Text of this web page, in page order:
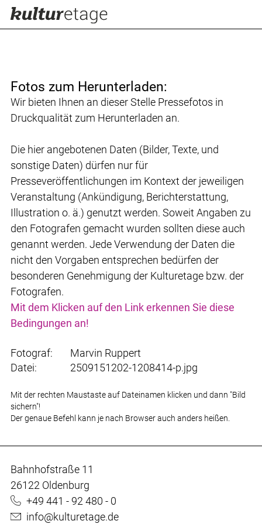
Fotos zum Herunterladen:
Wir bieten Ihnen an dieser Stelle Pressefotos in
Druckqualität zum Herunterladen an.
Die hier angebotenen Daten (Bilder, Texte, und
sonstige Daten) dürfen nur für
Presseveröffentlichungen im Kontext der jeweiligen
Veranstaltung (Ankündigung, Berichterstattung,
Illustration o. ä.) genutzt werden. Soweit Angaben zu
den Fotografen gemacht wurden sollten diese auch
genannt werden. Jede Verwendung der Daten die
nicht den Vorgaben entsprechen bedürfen der
besonderen Genehmigung der Kulturetage bzw. der
Fotografen.
Mit dem Klicken auf den Link erkennen Sie diese
Bedingungen an!
Fotograf:
Marvin Ruppert
Datei:
2509151202-1208414-p.jpg
Mit der rechten Maustaste auf Dateinamen klicken und dann "Bild
sichern"!
Der genaue Befehl kann je nach Browser auch anders heißen.
Bahnhofstraße 11
26122 Oldenburg
+49 441 - 92 480 - 0
info@kulturetage.de